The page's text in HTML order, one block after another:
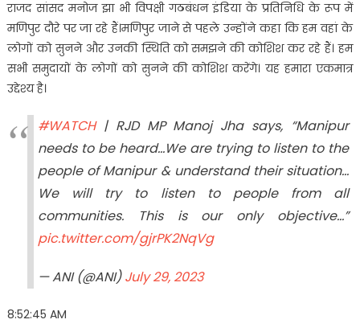
राजद सांसद मनोज झा भी विपक्षी गठबंधन इंडिया के प्रतिनिधि के रूप में
मणिपुर दौरे पर जा रहे हैं।मणिपुर जाने से पहले उन्होंने कहा कि हम वहां के
लोगों को सुनने और उनकी स्थिति को समझने की कोशिश कर रहे हैं। हम
सभी समुदायों के लोगों को सुनने की कोशिश करेंगे। यह हमारा एकमात्र
उद्देश्य है।
#WATCH| RJD MP Manoj Jha says, “Manipur
needs to be heard…We are trying to listen to the
people of Manipur & understand their situation…
We will try to listen to people from all
communities. This is our only objective…”
pic.twitter.com/gjrPK2NqVg
— ANI (@ANI)July 29, 2023
8:52:45 AM